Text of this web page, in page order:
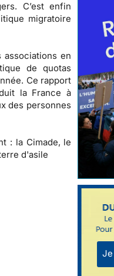
C’est enfin
migratoire
en
de quotas
Ce rapport
la France à
des personnes
: la Cimade, le
d'asile